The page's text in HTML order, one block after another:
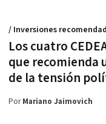
Los cuatro
que recomienda
de la tensión
/ Inversiones
PorMariano Jaimovich